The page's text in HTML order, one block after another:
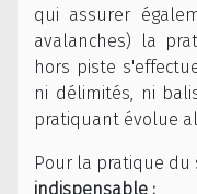
qui assurer
avalanches) la
hors piste
ni délimités, ni
pratiquant évolue
Pour la pratique du
indispensable :